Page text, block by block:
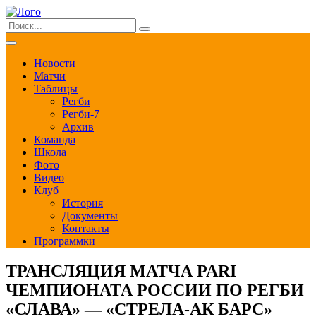
Новости
Матчи
Таблицы
Регби
Регби-7
Архив
Команда
Школа
Фото
Видео
Клуб
История
Документы
Контакты
Программки
ТРАНСЛЯЦИЯ МАТЧА PARI
ЧЕМПИОНАТА РОССИИ ПО РЕГБИ
«СЛАВА» — «СТРЕЛА-АК БАРС»